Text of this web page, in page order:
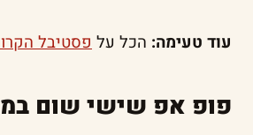
עוד טעימה: הכל עלפסטיבל
פופ אפ שישי שום